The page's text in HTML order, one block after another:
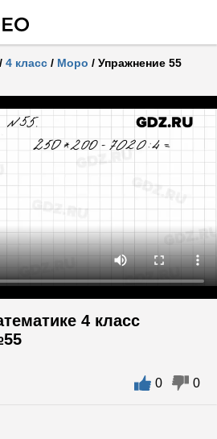
/ 4 класс / Моро / Упражнение 55
4 класс
0 0